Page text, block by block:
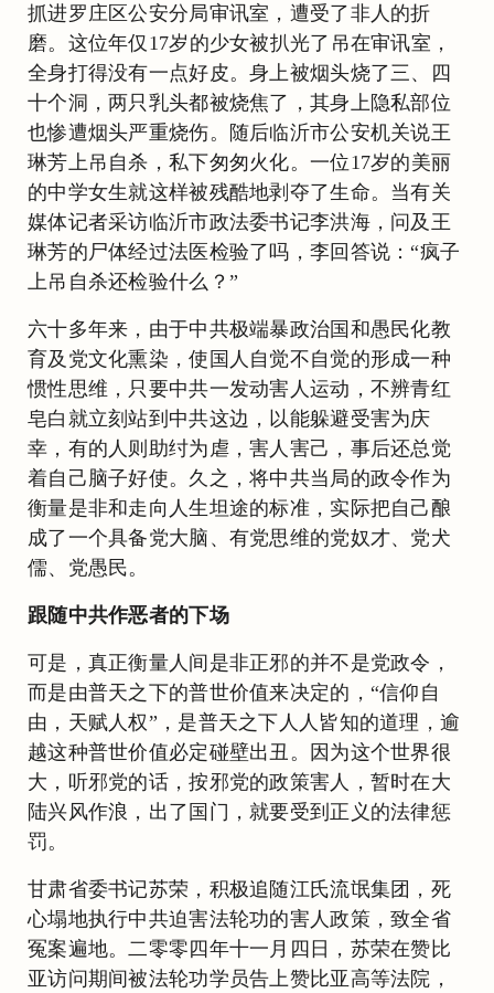
抓进罗庄区公安分局审讯室，遭受了非人的折
磨。这位年仅17岁的少女被扒光了吊在审讯室，
全身打得没有一点好皮。身上被烟头烧了三、四
十个洞，两只乳头都被烧焦了，其身上隐私部位
也惨遭烟头严重烧伤。随后临沂市公安机关说王
琳芳上吊自杀，私下匆匆火化。一位17岁的美丽
的中学女生就这样被残酷地剥夺了生命。当有关
媒体记者采访临沂市政法委书记李洪海，问及王
琳芳的尸体经过法医检验了吗，李回答说：“疯子
上吊自杀还检验什么？”
六十多年来，由于中共极端暴政治国和愚民化教
育及党文化熏染，使国人自觉不自觉的形成一种
惯性思维，只要中共一发动害人运动，不辨青红
皂白就立刻站到中共这边，以能躲避受害为庆
幸，有的人则助纣为虐，害人害己，事后还总觉
着自己脑子好使。久之，将中共当局的政令作为
衡量是非和走向人生坦途的标准，实际把自己酿
成了一个具备党大脑、有党思维的党奴才、党犬
儒、党愚民。
跟随中共作恶者的下场
可是，真正衡量人间是非正邪的并不是党政令，
而是由普天之下的普世价值来决定的，“信仰自
由，天赋人权”，是普天之下人人皆知的道理，逾
越这种普世价值必定碰壁出丑。因为这个世界很
大，听邪党的话，按邪党的政策害人，暂时在大
陆兴风作浪，出了国门，就要受到正义的法律惩
罚。
甘肃省委书记苏荣，积极追随江氏流氓集团，死
心塌地执行中共迫害法轮功的害人政策，致全省
冤案遍地。二零零四年十一月四日，苏荣在赞比
亚访问期间被法轮功学员告上赞比亚高等法院，